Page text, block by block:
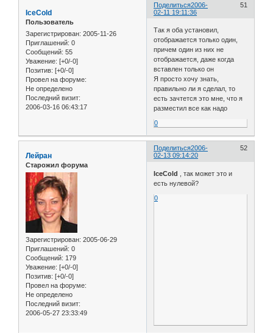
Поделиться 51
2006-
02-11 19:11:36
IceCold
Пользователь
Зарегистрирован: 2005-11-26
Приглашений: 0
Сообщений: 55
Уважение: [+0/-0]
Позитив: [+0/-0]
Провел на форуме:
Не определено
Последний визит:
2006-03-16 06:43:17
Так я оба установил,
отображается только один,
причем один из них не
отображается, даже когда
вставлен только он
Я просто хочу знать,
правильно ли я сделал, то
есть зачтется это мне, что я
разместил все как надо
0
Поделиться 52
2006-
02-13 09:14:20
Лейран
Старожил форума
Зарегистрирован: 2005-06-29
Приглашений: 0
Сообщений: 179
Уважение: [+0/-0]
Позитив: [+0/-0]
Провел на форуме:
Не определено
Последний визит:
2006-05-27 23:33:49
IceCold
, так может это и
есть нулевой?
0